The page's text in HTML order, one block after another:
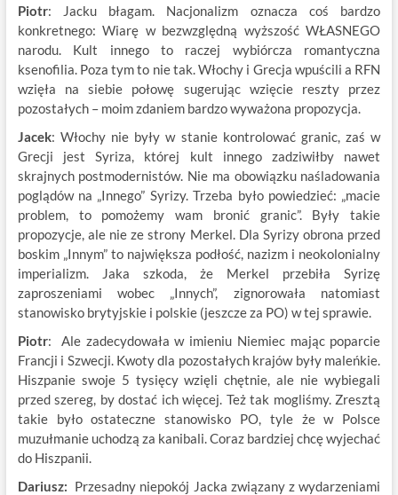
Piotr: Jacku błagam. Nacjonalizm oznacza coś bardzo
konkretnego: Wiarę w bezwzględną wyższość WŁASNEGO
narodu. Kult innego to raczej wybiórcza romantyczna
ksenofilia. Poza tym to nie tak. Włochy i Grecja wpuścili a RFN
wzięła na siebie połowę sugerując wzięcie reszty przez
pozostałych – moim zdaniem bardzo wyważona propozycja.
Jacek: Włochy nie były w stanie kontrolować granic, zaś w
Grecji jest Syriza, której kult innego zadziwiłby nawet
skrajnych postmodernistów. Nie ma obowiązku naśladowania
poglądów na „Innego” Syrizy. Trzeba było powiedzieć: „macie
problem, to pomożemy wam bronić granic”. Były takie
propozycje, ale nie ze strony Merkel. Dla Syrizy obrona przed
boskim „Innym” to największa podłość, nazizm i neokolonialny
imperializm. Jaka szkoda, że Merkel przebiła Syrizę
zaproszeniami wobec „Innych”, zignorowała natomiast
stanowisko brytyjskie i polskie (jeszcze za PO) w tej sprawie.
Piotr: Ale zadecydowała w imieniu Niemiec mając poparcie
Francji i Szwecji. Kwoty dla pozostałych krajów były maleńkie.
Hiszpanie swoje 5 tysięcy wzięli chętnie, ale nie wybiegali
przed szereg, by dostać ich więcej. Też tak mogliśmy. Zresztą
takie było ostateczne stanowisko PO, tyle że w Polsce
muzułmanie uchodzą za kanibali. Coraz bardziej chcę wyjechać
do Hiszpanii.
Dariusz: Przesadny niepokój Jacka związany z wydarzeniami